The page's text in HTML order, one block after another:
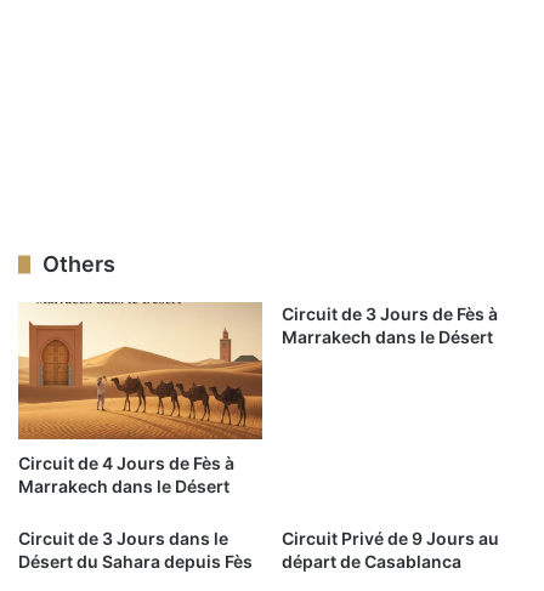
Others
Circuit de 4 Jours de Fès à
Marrakech dans le Désert
Circuit de 3 Jours de Fès à
Marrakech dans le Désert
Circuit de 3 Jours dans le
Désert du Sahara depuis Fès
Circuit Privé de 9 Jours au
départ de Casablanca